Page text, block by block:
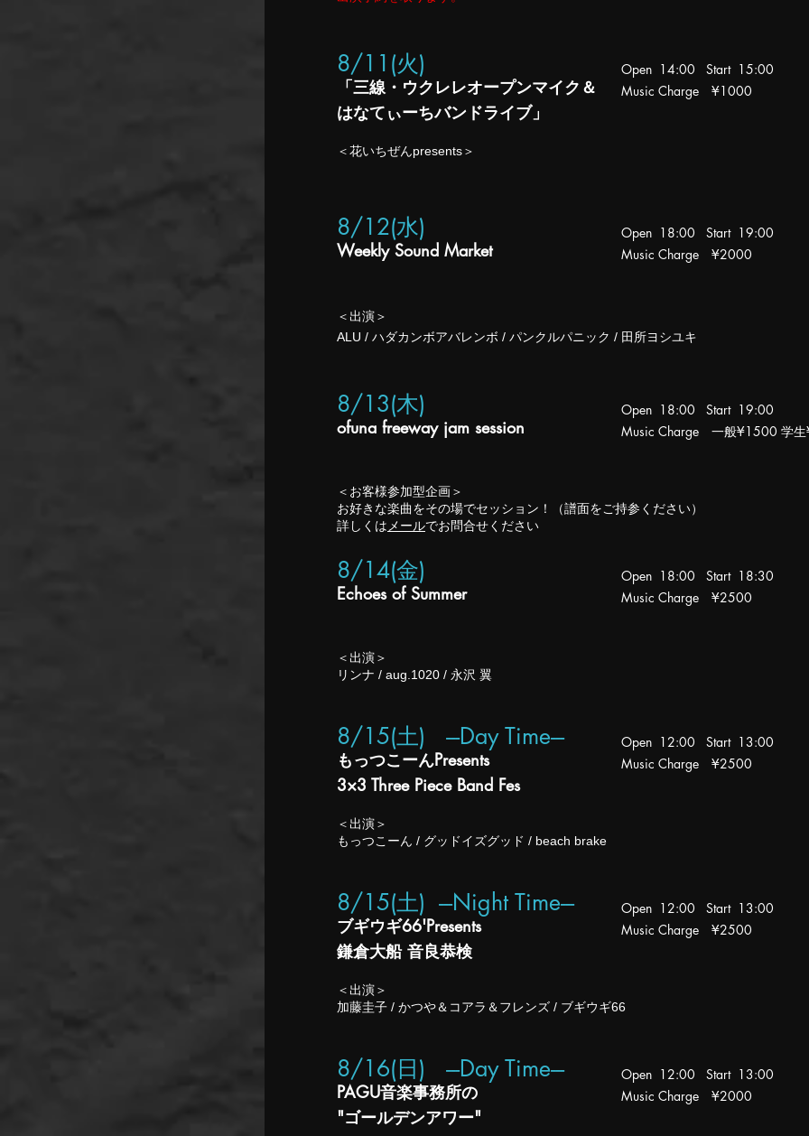
8/11(火)
「三線・ウクレレオープンマイク＆
はなてぃーちバンドライブ」
Open 14:00 Start 15:00
Music Charge ¥1000
＜花いちぜんpresents＞
8/12(水)
Weekly Sound Market
Open 18:00 Start 19:00
Music Charge ¥2000
＜出演＞
ALU / ハダカンボアバレンボ / パンクルパニック / 田所ヨシユキ
8/13(木)
ofuna freeway jam session
Open 18:00 Start 19:00
Music Charge 一般¥1500 学
＜お客様参加型企画＞
お好きな楽曲をその場でセッション！（譜面をご持参ください）
詳しくは メール​でお問合せください
8/14(金)
Echoes of Summer
Open 18:00 Start 18:30
Music Charge ¥2500
＜出演＞
リンナ / aug.1020 / 永沢 翼
8/15(土) ---Day Time---
もっつこーんPresents
3×3 Three Piece Band Fes
Open 12:00 Start 13:00
Music Charge ¥2500
＜出演＞
もっつこーん / グッドイズグッド / beach brake
8/15(土) ---Night Time---
ブギウギ66'Presents
鎌倉大船 音良恭検
Open 12:00 Start 13:00
Music Charge ¥2500
＜出演＞
加藤圭子 / かつや＆コアラ＆フレンズ / ブギウギ66
8/16(日) ---Day Time---
PAGU音楽事務所の
"ゴールデンアワー"
Open 12:00 Start 13:00
Music Charge ¥2000